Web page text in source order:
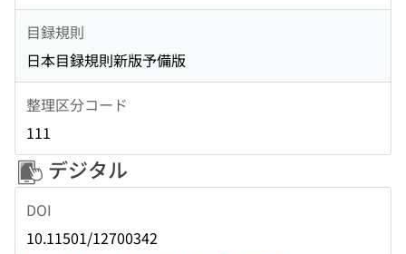
目録規則
日本目録規則新版予備版
整理区分コード
111
デジタル
DOI
10.11501/12700342